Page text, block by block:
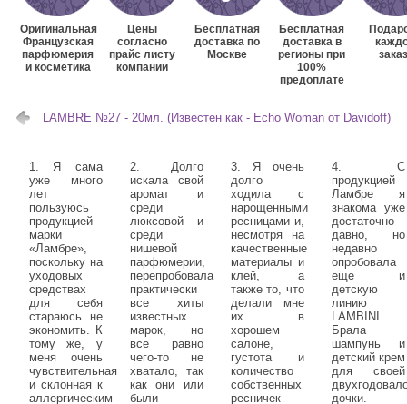
Оригинальная
Французская
парфюмерия
и косметика
Цены
согласно
прайс листу
компании
Бесплатная
доставка по
Москве
Бесплатная
доставка в
регионы при
100%
предоплате
LAMBRE №27 - 20мл. (Известен как - Echo Woman от Davidoff)
1. Я сама
уже много
лет
пользуюсь
продукцией
марки
«Ламбре»,
поскольку на
уходовых
средствах
для себя
стараюсь не
экономить. К
тому же, у
меня очень
чувствительная
и склонная к
аллергическим
2. Долго
искала свой
аромат и
среди
люксовой и
среди
нишевой
парфюмерии,
перепробовала
практически
все хиты
известных
марок, но
все равно
чего-то не
хватало, так
как они или
были
3. Я очень
долго
ходила с
нарощенными
ресницами и,
несмотря на
качественные
материалы и
клей, а
также то, что
делали мне
их в
хорошем
салоне,
густота и
количество
собственных
ресничек
4. С
продукцией
Ламбре я
знакома уже
достаточно
давно, но
недавно
опробовала
еще и
детскую
линию
LAMBINI.
Брала
шампунь и
детский крем
для своей
дочки.